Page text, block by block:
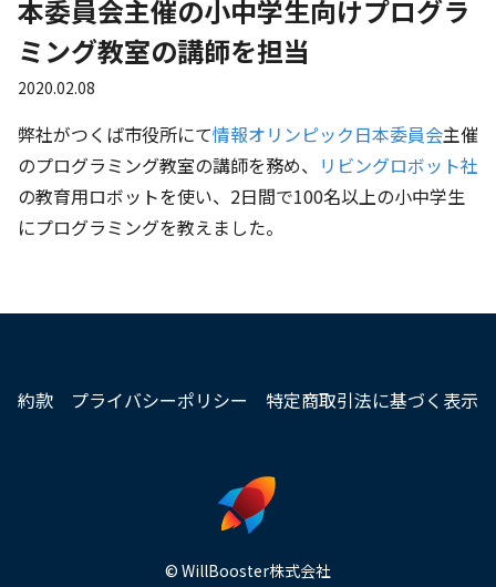
本委員会主催の小中学生向けプログラ
ミング教室の講師を担当
2020.02.08
弊社がつくば市役所にて情報オリンピック日本委員会主催
のプログラミング教室の講師を務め、 リビングロボット社
の教育用ロボットを使い、2日間で100名以上の小中学生
にプログラミングを教えました。
約款 プライバシーポリシー 特定商取引法に基づく表示
© WillBooster株式会社